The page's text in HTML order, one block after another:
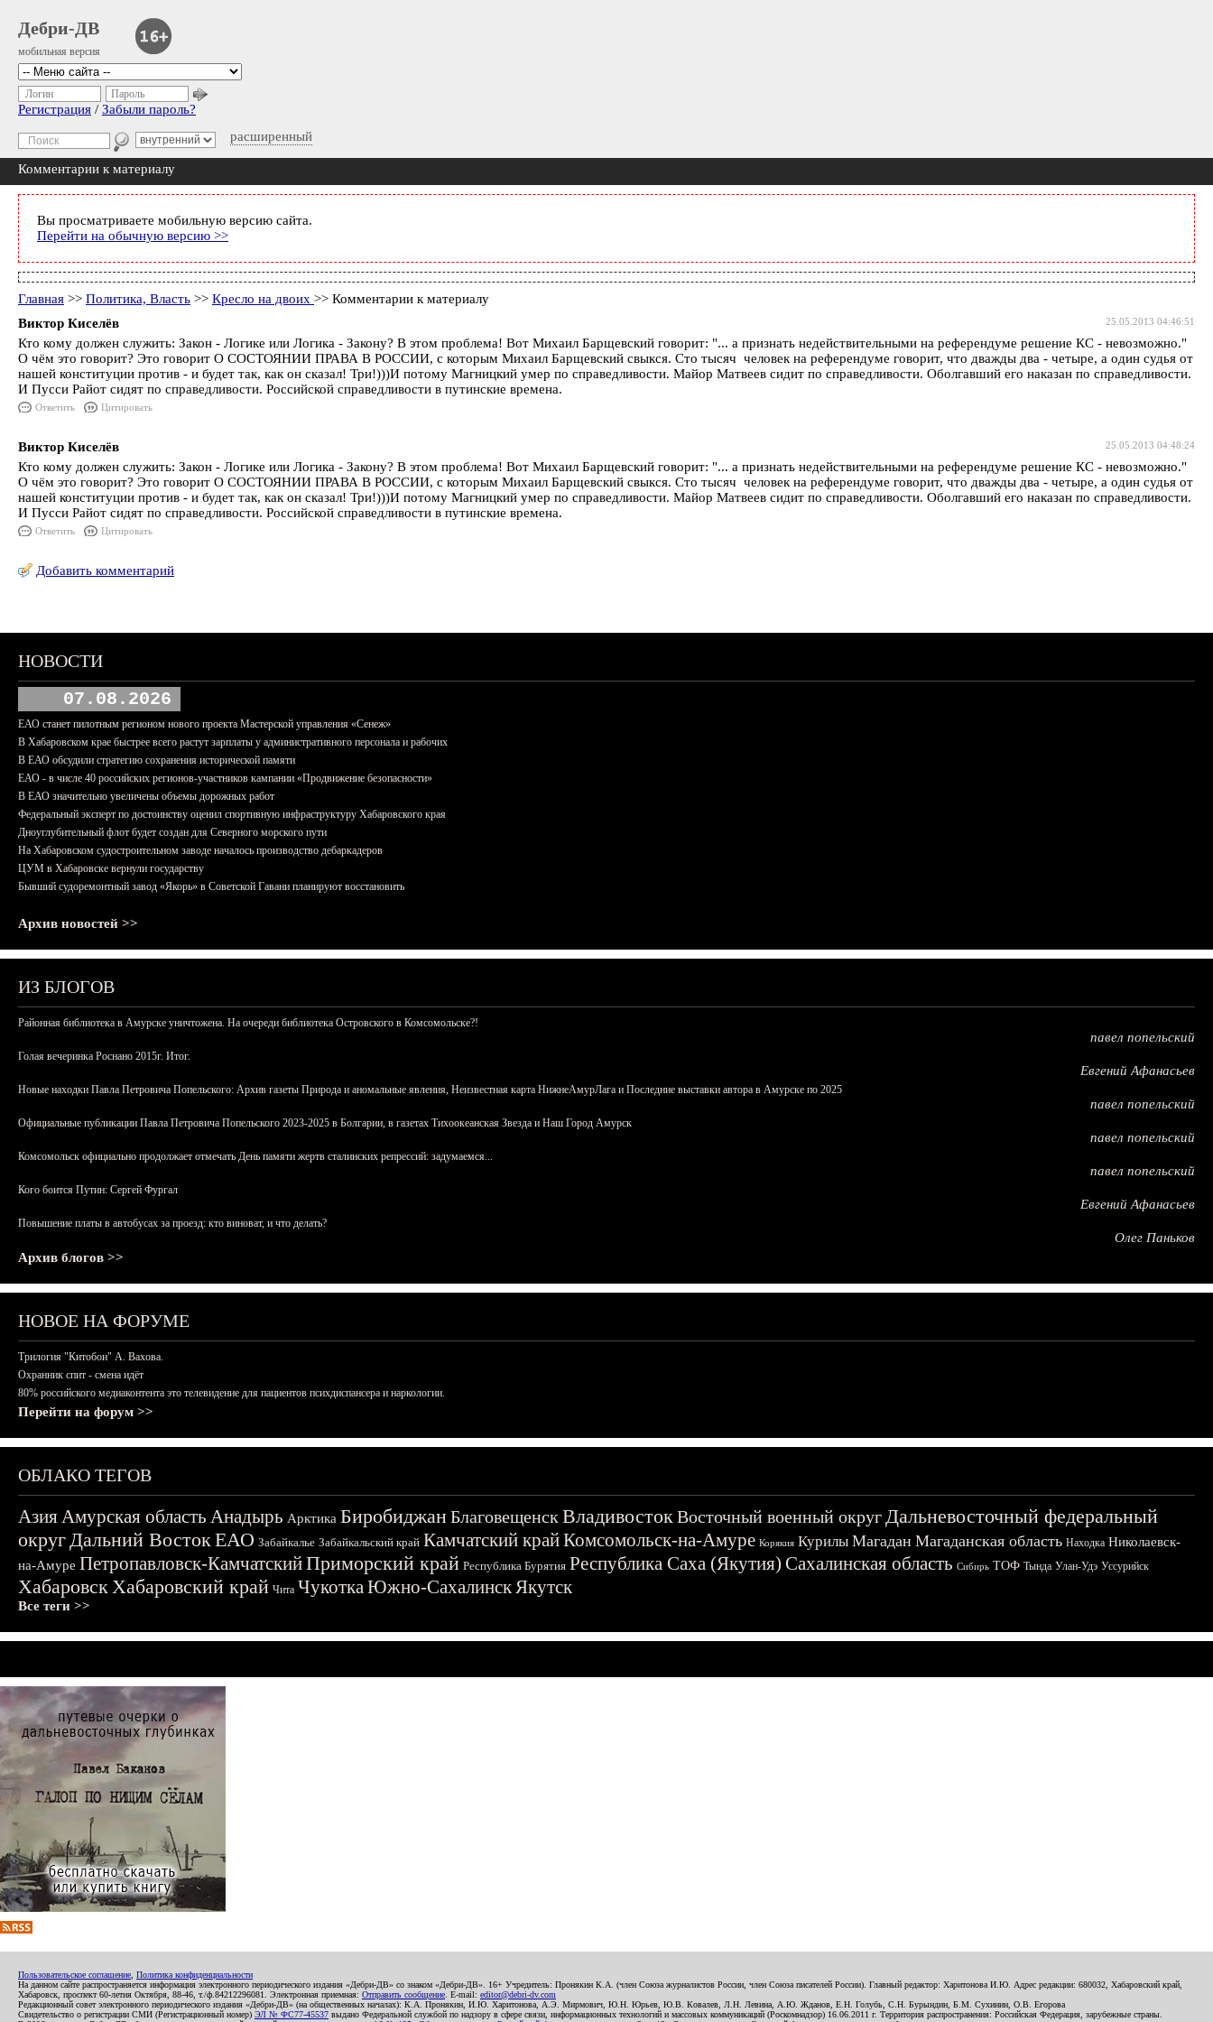
Дебри-ДВ
мобильная версия
расширенный
Логин Пароль
Регистрация / Забыли пароль?
Комментарии к материалу
Вы просматриваете мобильную версию сайта.
Перейти на обычную версию >>
Главная >> Политика, Власть >> Кресло на двоих >> Комментарии к материалу
25.05.2013 04:46:51
Виктор Киселёв
Кто кому должен служить: Закон - Логике или Логика - Закону? В этом проблема! Вот Михаил Барщевский говорит: "... а признать недействительными на референдуме решение КС - невозможно."
О чём это говорит? Это говорит О СОСТОЯНИИ ПРАВА В РОССИИ, с которым Михаил Барщевский свыкся. Сто тысяч человек на референдуме говорит, что дважды два - четыре, а один судья от
нашей конституции против - и будет так, как он сказал! Три!)))И потому Магницкий умер по справедливости. Майор Матвеев сидит по справедливости. Оболгавший его наказан по справедливости.
И Пусси Райот сидят по справедливости. Российской справедливости в путинские времена.
Ответить Цитировать
25.05.2013 04:48:24
Виктор Киселёв
Кто кому должен служить: Закон - Логике или Логика - Закону? В этом проблема! Вот Михаил Барщевский говорит: "... а признать недействительными на референдуме решение КС - невозможно."
О чём это говорит? Это говорит О СОСТОЯНИИ ПРАВА В РОССИИ, с которым Михаил Барщевский свыкся. Сто тысяч человек на референдуме говорит, что дважды два - четыре, а один судья от
нашей конституции против - и будет так, как он сказал! Три!)))И потому Магницкий умер по справедливости. Майор Матвеев сидит по справедливости. Оболгавший его наказан по справедливости.
И Пусси Райот сидят по справедливости. Российской справедливости в путинские времена.
Ответить Цитировать
Добавить комментарий
НОВОСТИ
07.08.2026
ЕАО станет пилотным регионом нового проекта Мастерской управления «Сенеж»
В Хабаровском крае быстрее всего растут зарплаты у административного персонала и рабочих
В ЕАО обсудили стратегию сохранения исторической памяти
ЕАО - в числе 40 российских регионов-участников кампании «Продвижение безопасности»
В ЕАО значительно увеличены объемы дорожных работ
Федеральный эксперт по достоинству оценил спортивную инфраструктуру Хабаровского края
Дноуглубительный флот будет создан для Северного морского пути
На Хабаровском судостроительном заводе началось производство дебаркадеров
ЦУМ в Хабаровске вернули государству
Бывший судоремонтный завод «Якорь» в Советской Гавани планируют восстановить
Архив новостей >>
ИЗ БЛОГОВ
Районная библиотека в Амурске уничтожена. На очереди библиотека Островского в Комсомольске?!
павел попельский
Голая вечеринка Роснано 2015г. Итог.
Евгений Афанасьев
Новые находки Павла Петровича Попельского: Архив газеты Природа и аномальные явления, Неизвестная карта НижнеАмурЛага и Последние выставки автора в Амурске по 2025
павел попельский
Официальные публикации Павла Петровича Попельского 2023-2025 в Болгарии, в газетах Тихоокеанская Звезда и Наш Город Амурск
павел попельский
Комсомольск официально продолжает отмечать День памяти жертв сталинских репрессий: задумаемся...
павел попельский
Кого боится Путин: Сергей Фургал
Евгений Афанасьев
Повышение платы в автобусах за проезд: кто виноват, и что делать?
Олег Паньков
Архив блогов >>
НОВОЕ НА ФОРУМЕ
Трилогия "Китобои" А. Вахова.
Охранник спит - смена идёт
80% российского медиаконтента это телевидение для пациентов психдиспансера и наркологии.
Перейти на форум >>
ОБЛАКО ТЕГОВ
АзияАмурская область Анадырь Арктика БиробиджанБлаговещенскВладивостокВосточный военный округДальневосточный федеральный
округДальний ВостокЕАО Забайкалье Забайкальский край Камчатский крайКомсомольск-на-Амуре Корякия Курилы Магадан Магаданская область Находка Николаевск-
на-Амуре Петропавловск-КамчатскийПриморский край Республика Бурятия Республика Саха (Якутия) Сахалинская область Сибирь ТОФ Тында Улан-Удэ Уссурийск
ХабаровскХабаровский край Чита ЧукоткаЮжно-СахалинскЯкутск
Все теги >>
Пользовательское соглашение Политика конфиденциальности
На данном сайте распространяется информация электронного периодического издания «Дебри-ДВ» со знаком «Дебри-ДВ». 16+ Учредитель: Пронякин К.А. (член Союза журналистов России, член Союза писателей России). Главный редактор: Харитонова И.Ю. Адрес редакции: 680032, Хабаровский край,
Хабаровск, проспект 60-летия Октября, 88-46, т./ф.84212296081. Электронная приемная: Отправить сообщение . E-mail: editor@debri-dv.com
Редакционный совет электронного периодического издания «Дебри-ДВ» (на общественных началах): К.А. Пронякин, И.Ю. Харитонова, А.Э. Мирмович, Ю.Н. Юрьев, Ю.В. Ковалев, Л.Н. Левина, А.Ю. Жданов, Е.Н. Голубь, С.Н. Бурындин, Б.М. Сухинин, О.В. Егорова
Свидетельство о регистрации СМИ (Регистрационный номер) ЭЛ № ФС77-45537 выдано Федеральной службой по надзору в сфере связи, информационных технологий и массовых коммуникаций (Роскомнадзор) 16.06.2011 г. Территория распространения: Российская Федерация, зарубежные страны.